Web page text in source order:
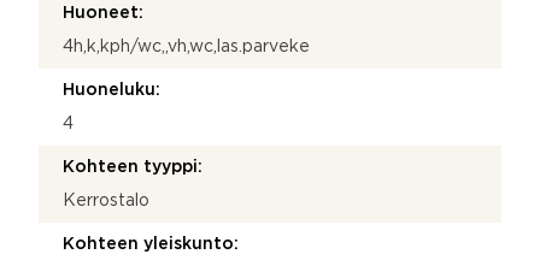
Huoneet:
4h,k,kph/wc,,vh,wc,las.parveke
Huoneluku:
4
Kohteen tyyppi:
Kerrostalo
Kohteen yleiskunto: